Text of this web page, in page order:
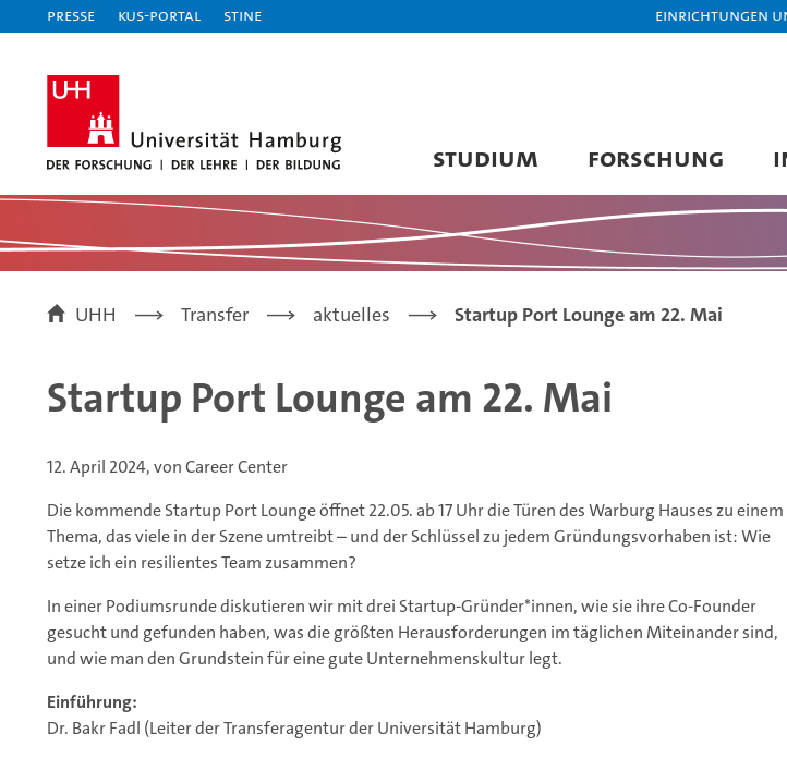
Presse KUS-Portal STiNE Einrichtungen
STUDIUM FORSCHUNG
UHH Transfer aktuelles Startup Port Lounge am 22. Mai
Startup Port Lounge am 22. Mai
12. April 2024, von Career Center
Die kommende Startup Port Lounge öffnet 22.05. ab 17 Uhr die Türen des Warburg Hauses zu einem
Thema, das viele in der Szene umtreibt – und der Schlüssel zu jedem Gründungsvorhaben ist: Wie
setze ich ein resilientes Team zusammen?
In einer Podiumsrunde diskutieren wir mit drei Startup-Gründer*innen, wie sie ihre Co-Founder
gesucht und gefunden haben, was die größten Herausforderungen im täglichen Miteinander sind,
und wie man den Grundstein für eine gute Unternehmenskultur legt.
Einführung:
Dr. Bakr Fadl (Leiter der Transferagentur der Universität Hamburg)